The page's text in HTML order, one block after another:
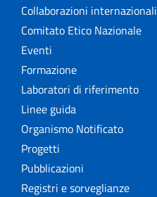
Collaborazioni internazionali
Comitato Etico Nazionale
Eventi
Formazione
Laboratori di riferimento
Linee guida
Organismo Notificato
Progetti
Pubblicazioni
Registri e sorveglianze